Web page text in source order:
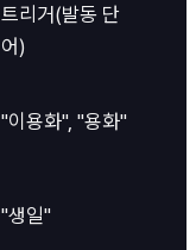
트리거(발동 단
어)
"이용화", "용화"
"생일"